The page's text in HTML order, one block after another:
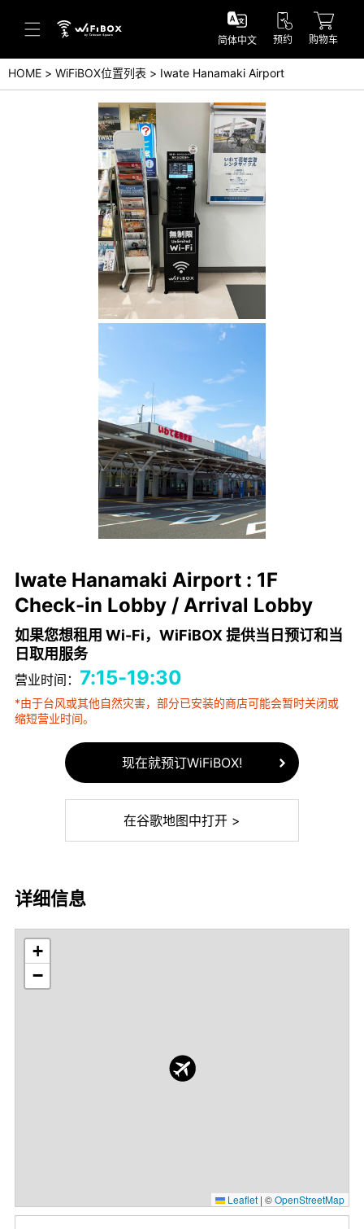
帮助／询问
帮助中心(日本语)
帮助中心(英语)
询问(日本语)
简体中文 预约 购物车
HOME WiFiBOX位置列表 Iwate Hanamaki Airport
Iwate Hanamaki Airport : 1F
Check-in Lobby / Arrival Lobby
如果您想租用 Wi-Fi，WiFiBOX 提供当日预订和当
日取用服务
营业时间： 7:15-19:30
*由于台风或其他自然灾害，部分已安装的商店可能会暂时关闭或
缩短营业时间。
现在就预订WiFiBOX!
在谷歌地图中打开 >
详细信息
+
−
Leaflet | ©OpenStreetMap